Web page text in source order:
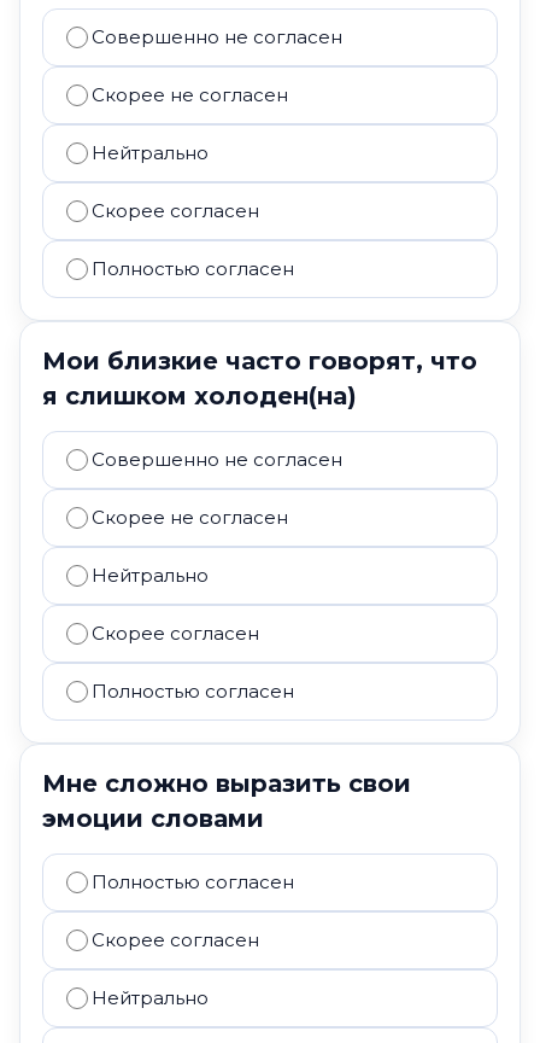
Совершенно не согласен
Скорее не согласен
Нейтрально
Скорее согласен
Полностью согласен
Мои близкие часто говорят, что
я слишком холоден(на)
Совершенно не согласен
Скорее не согласен
Нейтрально
Скорее согласен
Полностью согласен
Мне сложно выразить свои
эмоции словами
Полностью согласен
Скорее согласен
Нейтрально